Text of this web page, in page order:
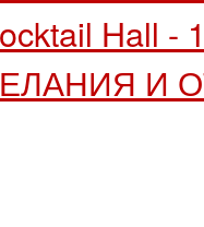
Hall -
И